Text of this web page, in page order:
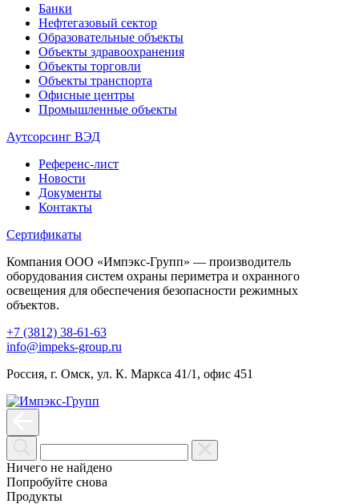
Банки
Нефтегазовый сектор
Образовательные объекты
Объекты здравоохранения
Объекты торговли
Объекты транспорта
Офисные центры
Промышленные объекты
Аутсорсинг ВЭД
Референс-лист
Новости
Документы
Контакты
Сертификаты
Компания ООО «Импэкс-Групп» — производитель
оборудования систем охраны периметра и охранного
освещения для обеспечения безопасности режимных
объектов.
+7 (3812) 38-61-63
info@impeks-group.ru
Россия, г. Омск, ул. К. Маркса 41/1, офис 451
Ничего не найдено
Попробуйте снова
Продукты